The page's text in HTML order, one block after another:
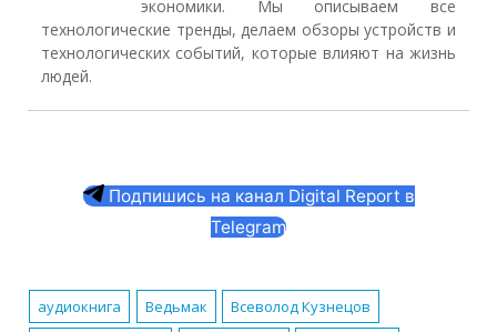
экономики. Мы описываем все
технологические тренды, делаем обзоры устройств и
технологических событий, которые влияют на жизнь
людей.
Подпишись на канал Digital Report в
Telegram
аудиокнига Ведьмак
Всеволод Кузнецов